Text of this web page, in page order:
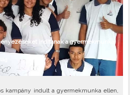
indítanak a gyermekmunka
kampány indult a gyermekmunka ellen,